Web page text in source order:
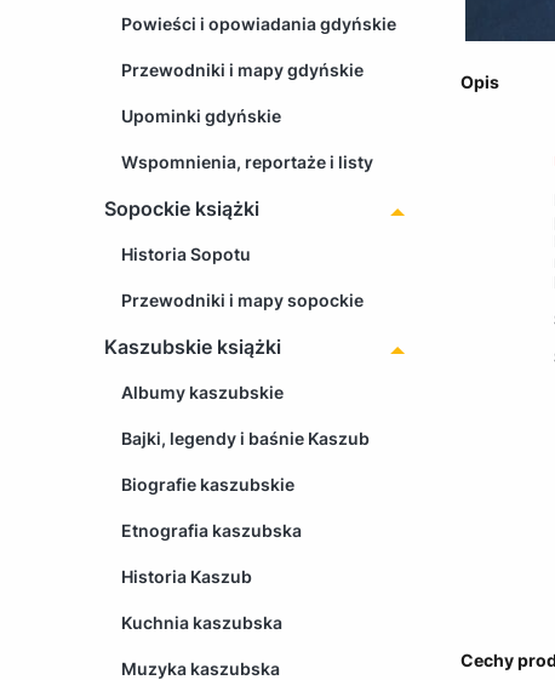
Powieści i opowiadania gdyńskie
Przewodniki i mapy gdyńskie
Upominki gdyńskie
Wspomnienia, reportaże i listy
Sopockie książki
Historia Sopotu
Przewodniki i mapy sopockie
Kaszubskie książki
Albumy kaszubskie
Bajki, legendy i baśnie Kaszub
Biografie kaszubskie
Etnografia kaszubska
Historia Kaszub
Kuchnia kaszubska
Muzyka kaszubska
Opis
Cechy